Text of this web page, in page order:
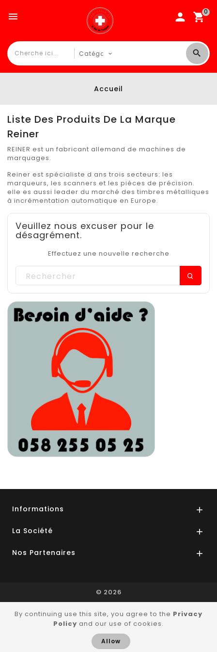
0

Accueil
Liste Des Produits De La Marque
Reiner
REINER est un fabricant allemand de machines de
marquages.
Reiner est spécialiste d ans trois secteurs: les
marqueurs, les scanners et les pièces de précision.
elle es aussi leader du marché des timbres métalliques
à incrémentation automatique en Europe.
Veuillez nous excuser pour le
désagrément.
Effectuez une nouvelle recherche
Informations 
La Société 
Nos Partenaires 
© 2026
By continuing use this site, you agree to the Privacy
Policy and our use of cookies.
Allow